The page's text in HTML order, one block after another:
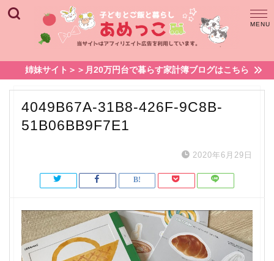
姉妹サイト＞＞月20万円台で暮らす家計簿ブログはこちら
4049B67A-31B8-426F-9C8B-
51B06BB9F7E1
2020年6月29日